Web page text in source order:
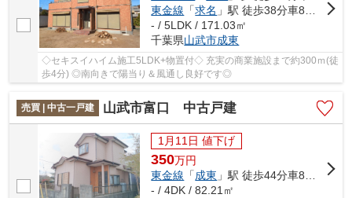
東金線 「求名 」駅 徒歩38分車8分 3.0km
- / 5LDK / 171.03㎡
千葉県山武市成東
◇セキスイハイム施工5LDK+物置付◇ 充実の商業施設まで約300ｍ(徒
歩4分) ◎南向きで陽当り＆風通し良好です◎
売買 | 中古一戸建 山武市富口 中古戸建
1月11日 値下げ
350万円
東金線 「成東 」駅 徒歩44分車8分 3.6km
- / 4DK / 82.21㎡